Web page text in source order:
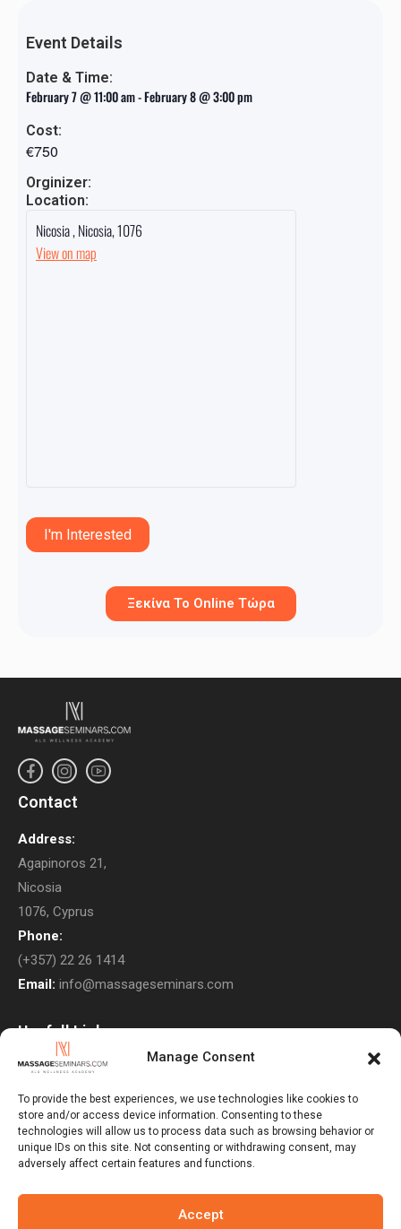
Manage Consent
To provide the best experiences, we use technologies like cookies to
store and/or access device information. Consenting to these
technologies will allow us to process data such as browsing behavior or
unique IDs on this site. Not consenting or withdrawing consent, may
adversely affect certain features and functions.
Accept
Event Details
Date & Time:
February 7@11:00 am-February 8@3:00 pm
Cost:
€750
Orginizer:
Location:
Nicosia,Nicosia,1076
View on map
I'm Interested
Ξεκίνα Το Online Τώρα
Contact
Address:
Agapinoros 21,
Nicosia
1076, Cyprus
Phone:
(+357) 22 26 1414
Email: info@massageseminars.com
Usefull Links
About Us
Contact Us
Courses
Return Policy